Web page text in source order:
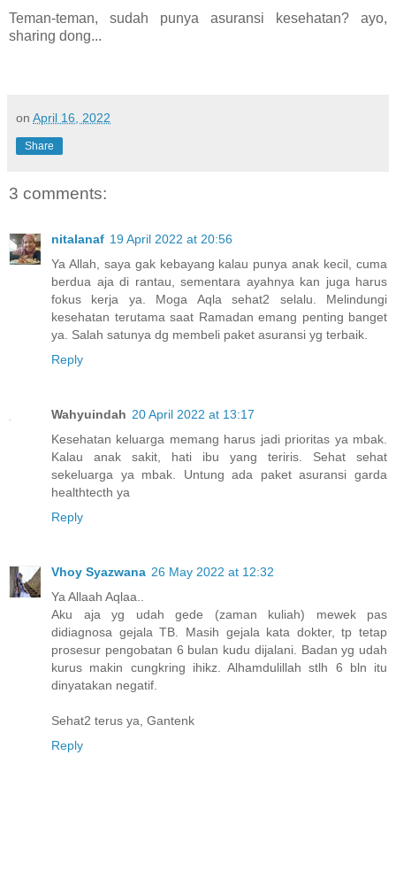
Teman-teman, sudah punya asuransi kesehatan? ayo,
sharing dong...
on April 16, 2022
Share
3 comments:
nitalanaf 19 April 2022 at 20:56
Ya Allah, saya gak kebayang kalau punya anak kecil, cuma
berdua aja di rantau, sementara ayahnya kan juga harus
fokus kerja ya. Moga Aqla sehat2 selalu. Melindungi
kesehatan terutama saat Ramadan emang penting banget
ya. Salah satunya dg membeli paket asuransi yg terbaik.
Reply
Wahyuindah 20 April 2022 at 13:17
Kesehatan keluarga memang harus jadi prioritas ya mbak.
Kalau anak sakit, hati ibu yang teriris. Sehat sehat
sekeluarga ya mbak. Untung ada paket asuransi garda
healthtecth ya
Reply
Vhoy Syazwana 26 May 2022 at 12:32
Ya Allaah Aqlaa..
Aku aja yg udah gede (zaman kuliah) mewek pas
didiagnosa gejala TB. Masih gejala kata dokter, tp tetap
prosesur pengobatan 6 bulan kudu dijalani. Badan yg udah
kurus makin cungkring ihikz. Alhamdulillah stlh 6 bln itu
dinyatakan negatif.
Sehat2 terus ya, Gantenk
Reply